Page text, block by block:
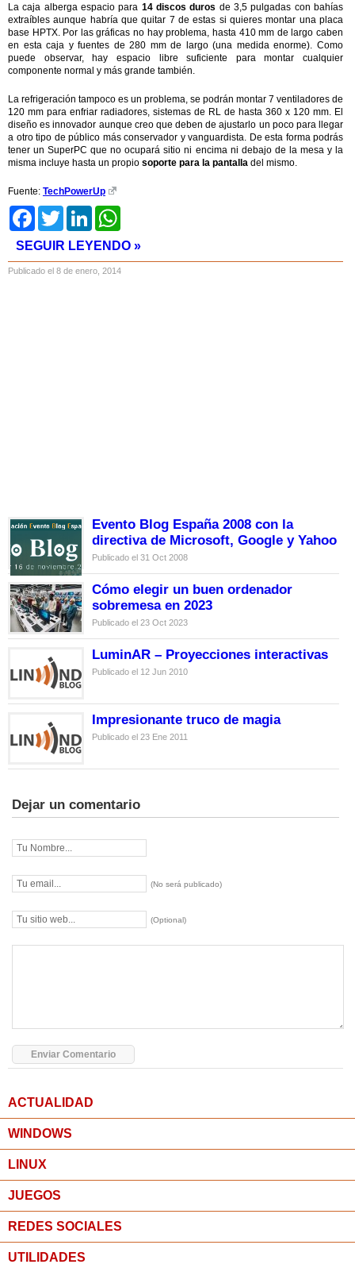
La caja alberga espacio para 14 discos duros de 3,5 pulgadas con bahías
extraíbles aunque habría que quitar 7 de estas si quieres montar una placa
base HPTX. Por las gráficas no hay problema, hasta 410 mm de largo caben
en esta caja y fuentes de 280 mm de largo (una medida enorme). Como
puede observar, hay espacio libre suficiente para montar cualquier
componente normal y más grande también.
La refrigeración tampoco es un problema, se podrán montar 7 ventiladores de
120 mm para enfriar radiadores, sistemas de RL de hasta 360 x 120 mm. El
diseño es innovador aunque creo que deben de ajustarlo un poco para llegar
a otro tipo de público más conservador y vanguardista. De esta forma podrás
tener un SuperPC que no ocupará sitio ni encima ni debajo de la mesa y la
misma incluye hasta un propio soporte para la pantalla del mismo.
Fuente: TechPowerUp
FacebookTwitter LinkedIn
SEGUIR LEYENDO »
Publicado el 8 de enero, 2014
Evento Blog España 2008 con la
directiva de Microsoft, Google y Yahoo
Publicado el 31 Oct 2008
Cómo elegir un buen ordenador
sobremesa en 2023
Publicado el 23 Oct 2023
LuminAR – Proyecciones interactivas
Publicado el 12 Jun 2010
Impresionante truco de magia
Publicado el 23 Ene 2011
Dejar un comentario
(No será publicado)
(Optional)
ACTUALIDAD
WINDOWS
LINUX
JUEGOS
REDES SOCIALES
UTILIDADES